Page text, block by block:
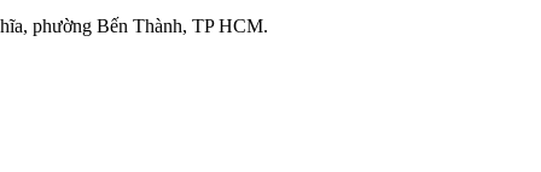
phường Bến Thành, TP HCM.